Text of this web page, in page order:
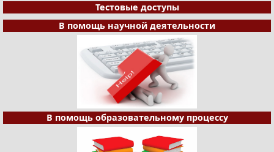
Тестовые доступы
В помощь научной деятельности
В помощь образовательному процессу